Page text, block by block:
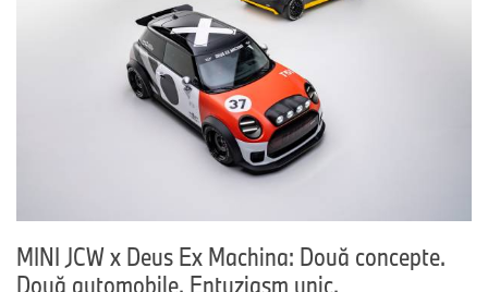
MINI JCW x Deus Ex Machina: Două concepte.
Două automobile. Entuziasm unic.